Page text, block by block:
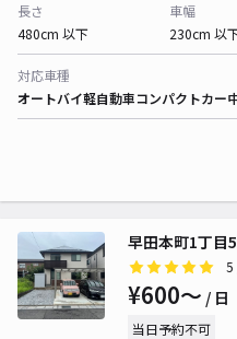
長さ
480cm 以下
車幅
230cm 以
対応車種
オートバイ軽自動車コンパクトカー
早田本町1丁
5
¥600〜 / 日
当日予約不可